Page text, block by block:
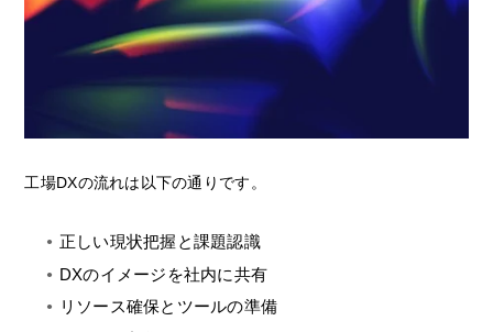
工場DXの流れは以下の通りです。
正しい現状把握と課題認識
DXのイメージを社内に共有
リソース確保とツールの準備